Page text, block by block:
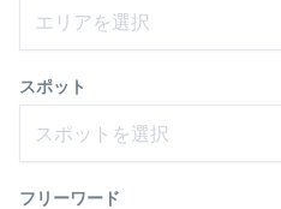
エリアを選択
スポット
スポットを選択
フリーワード